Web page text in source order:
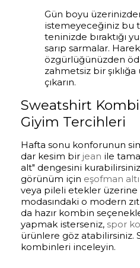
Gün boyu
istemeyeceğiniz bu
teninizde bıraktığı
sarıp sarmalar.
özgürlüğünüzden
zahmetsiz bir
çıkarın.
Sweatshirt
Giyim Tercihleri
Hafta sonu konforunun
dar kesim bir jean ile
alt" dengesini
görünüm için eşofman altı
veya pileli etekler üzerine
modasındaki o modern
da hazır kombin
yapmak isterseniz, spor
ürünlere göz atabilirsiniz.
kombinleri inceleyin.